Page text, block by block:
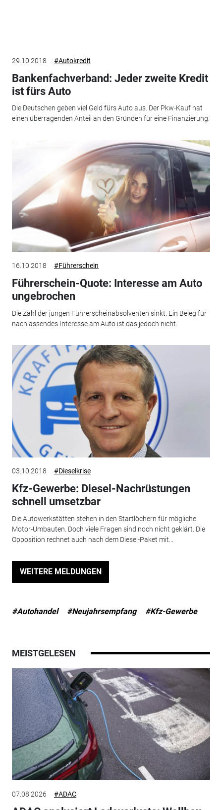
29.10.2018 #Autokredit
Bankenfachverband: Jeder zweite Kredit
ist fürs Auto
Die Deutschen geben viel Geld fürs Auto aus. Der Pkw-Kauf hat
einen überragenden Anteil an den Gründen für eine Finanzierung.
16.10.2018 #Führerschein
Führerschein-Quote: Interesse am Auto
ungebrochen
Die Zahl der jungen Führerscheinabsolventen sinkt. Ein Beleg für
nachlassendes Interesse am Auto ist das jedoch nicht.
03.10.2018 #Dieselkrise
Kfz-Gewerbe: Diesel-Nachrüstungen
schnell umsetzbar
Die Autowerkstätten stehen in den Startlöchern für mögliche
Motor-Umbauten. Doch viele Fragen sind noch nicht geklärt. Die
Opposition rechnet auch nach dem Diesel-Paket mit...
WEITERE MELDUNGEN
#Autohandel #Neujahrsempfang #Kfz-Gewerbe
MEISTGELESEN
07.08.2026 #ADAC